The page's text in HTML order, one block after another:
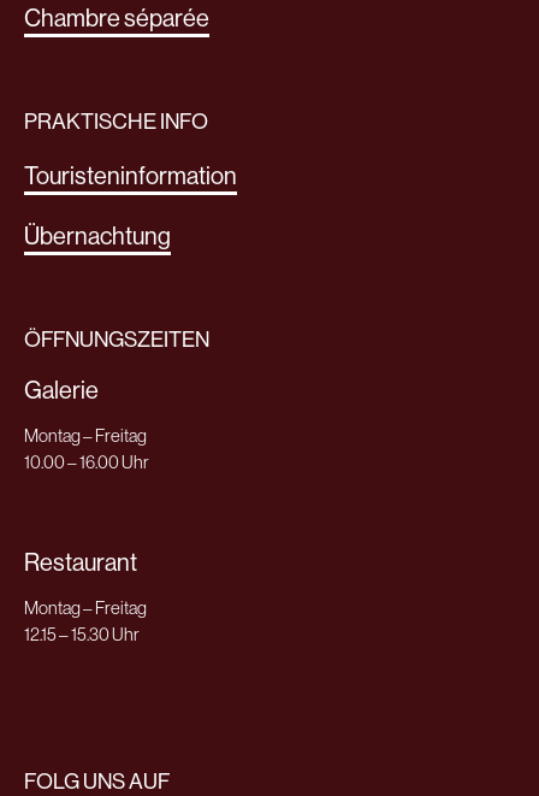
Chambre séparée
PRAKTISCHE INFO
Touristeninformation
Übernachtung
ÖFFNUNGSZEITEN
Galerie
Montag – Freitag
10.00 – 16.00 Uhr
Restaurant
Montag – Freitag
12.15 – 15.30 Uhr
FOLG UNS AUF